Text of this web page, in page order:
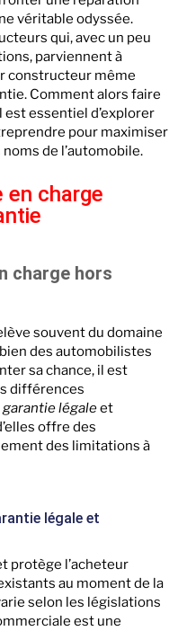
véritable odyssée.
qui, avec un peu
parviennent à
constructeur même
Comment alors faire
est essentiel d’explorer
pour maximiser
de l’automobile.
en charge
charge hors
souvent du domaine
des automobilistes
sa chance, il est
différences
garantie légaleet
offre des
des limitations à
légale et
protège l’acheteur
au moment de la
selon les législations
est une